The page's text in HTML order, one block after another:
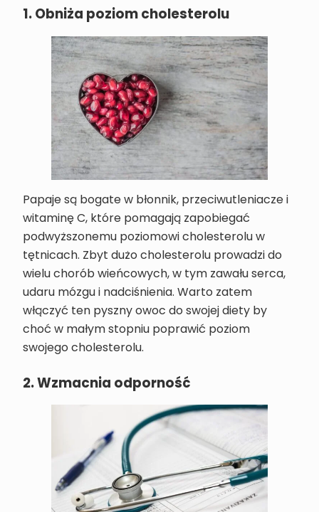
1. Obniża poziom cholesterolu
Papaje są bogate w błonnik, przeciwutleniacze i
witaminę C, które pomagają zapobiegać
podwyższonemu poziomowi cholesterolu w
tętnicach. Zbyt dużo cholesterolu prowadzi do
wielu chorób wieńcowych, w tym zawału serca,
udaru mózgu i nadciśnienia. Warto zatem
włączyć ten pyszny owoc do swojej diety by
choć w małym stopniu poprawić poziom
swojego cholesterolu.
2. Wzmacnia odporność